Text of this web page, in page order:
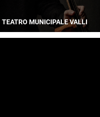
TEATRO MUNICIPALE VALLI